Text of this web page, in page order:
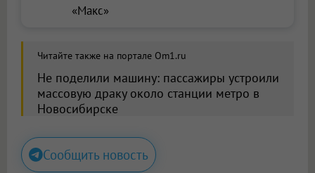
«Макс»
Читайте также на портале Om1.ru
Не поделили машину: пассажиры устроили
массовую драку около станции метро в
Новосибирске
Сообщить новость